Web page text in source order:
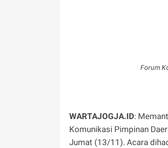
Forum
WARTAJOGJA.ID:
Komunikasi Pimpinan
Jumat (13/11). Acara